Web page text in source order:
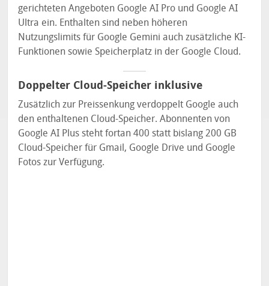
gerichteten Angeboten Google AI Pro und Google AI
Ultra ein. Enthalten sind neben höheren
Nutzungslimits für Google Gemini auch zusätzliche KI-
Funktionen sowie Speicherplatz in der Google Cloud.
Doppelter Cloud-Speicher inklusive
Zusätzlich zur Preissenkung verdoppelt Google auch
den enthaltenen Cloud-Speicher. Abonnenten von
Google AI Plus steht fortan 400 statt bislang 200 GB
Cloud-Speicher für Gmail, Google Drive und Google
Fotos zur Verfügung.